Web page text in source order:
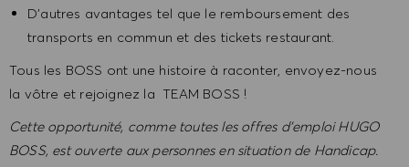
D’autres avantages tel que le remboursement des
transports en commun et des tickets restaurant.
Tous les BOSS ont une histoire à raconter, envoyez-nous
la vôtre et rejoignez la TEAM BOSS !
Cette opportunité, comme toutes les offres d’emploi HUGO
BOSS, est ouverte aux personnes en situation de Handicap.